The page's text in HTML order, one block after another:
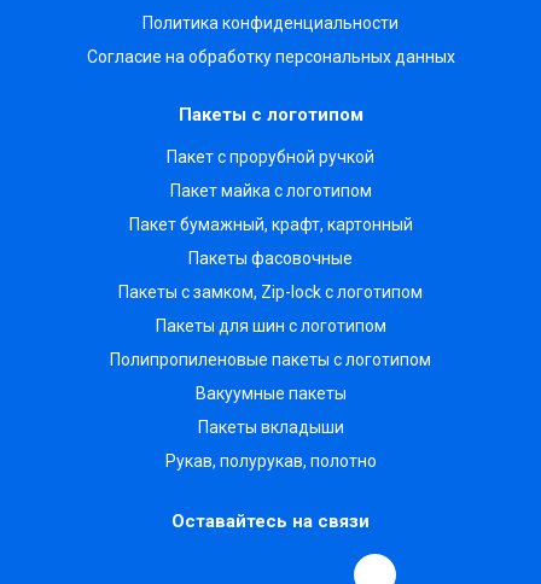
Политика конфиденциальности
Согласие на обработку персональных данных
Пакеты с логотипом
Пакет с прорубной ручкой
Пакет майка с логотипом
Пакет бумажный, крафт, картонный
Пакеты фасовочные
Пакеты с замком, Zip-lock с логотипом
Пакеты для шин с логотипом
Полипропиленовые пакеты с логотипом
Вакуумные пакеты
Пакеты вкладыши
Рукав, полурукав, полотно
Оставайтесь на связи